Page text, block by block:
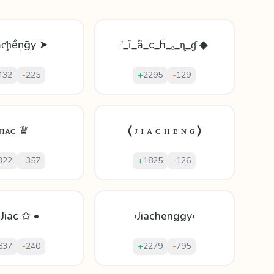
➤
-225
ᴶ_ï_ằ_с_ḧ_ₑ_ɳ_ɠ ◆
+2295 -129
♛
-357
❬ᴊ ɪ ᴀ ᴄ ʜ ᴇ ɴ ɢ❭
+1825 -126
✩ •
-240
‹Jiachenggy›
+2279 -795